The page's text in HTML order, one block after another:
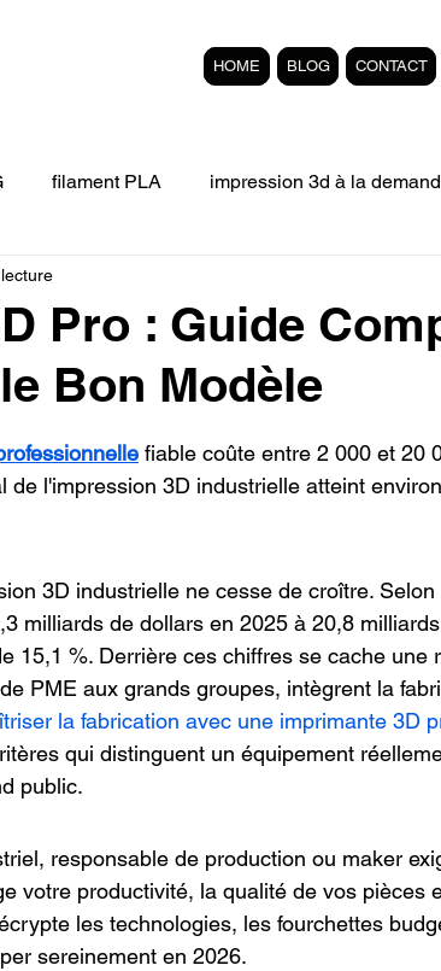
HOME BLOG CONTACT
filament PLA impression 3d à la
FLEXIBLE
Formation éligible au CPF Impressio
Formation 3D en ligne.
Lab X2D SNAPMAKER U1
Pro : Guide
Bon Modèle
fiable coûte entre 2 000 et 20
de l'impression 3D industrielle atteint
3D industrielle ne cesse de croître.
milliards de dollars en 2025 à 20,8
15,1 %. Derrière ces chiffres se cache une
PME aux grands groupes, intègrent la
la fabrication avec une imprimante 3D
qui distinguent un équipement
public.
responsable de production ou maker
votre productivité, la qualité de vos pièces
les technologies, les fourchettes
sereinement en 2026.